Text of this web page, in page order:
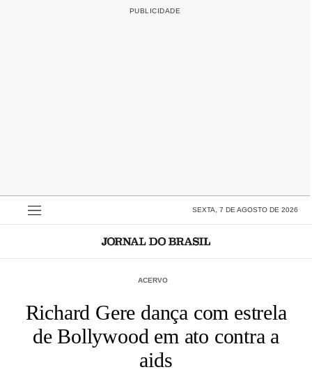
SEXTA, 7 DE AGOSTO DE 2026
ACERVO
Richard Gere dança com estrela
de Bollywood em ato contra a
aids